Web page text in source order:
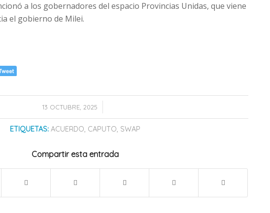
a los gobernadores del espacio Provincias Unidas, que viene
el gobierno de Milei.
13 OCTUBRE, 2025
/
ETIQUETAS: ACUERDO, CAPUTO, SWAP
Compartir esta entrada